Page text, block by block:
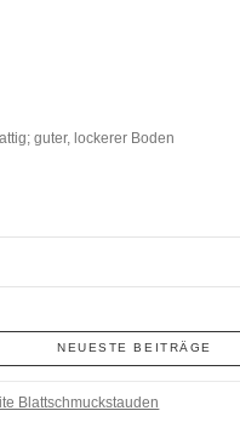
guter, lockerer Boden
NEUESTE BEITRÄGE
Blattschmuckstauden